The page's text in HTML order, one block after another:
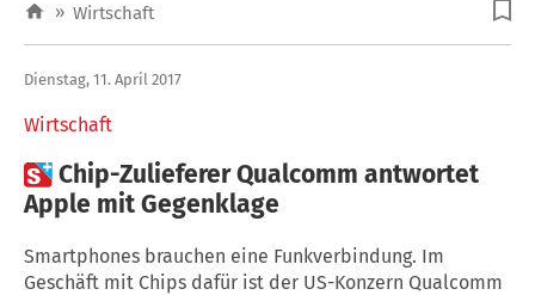
» Wirtschaft
Wirtschaft
Dienstag, 11. April 2017
Chip-Zulieferer Qualcomm antwortet
Apple mit Gegenklage
Smartphones brauchen eine Funkverbindung. Im
Geschäft mit Chips dafür ist der US-Konzern Qualcomm